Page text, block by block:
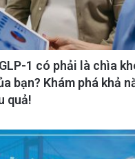
1 có phải là chìa
bạn? Khám phá khả
quả!